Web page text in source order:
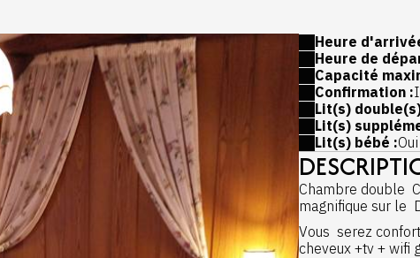
Heure
Heure de
Capacité
Confirmation :
Lit(s)
Lit(s)
Lit(s) bébé :Oui
Chambre double
magnifique sur le
Vous serez
cheveux +tv + wifi